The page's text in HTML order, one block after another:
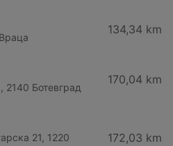
134,34 km
2140 Ботевград
170,04 km
21, 1220
172,03 km